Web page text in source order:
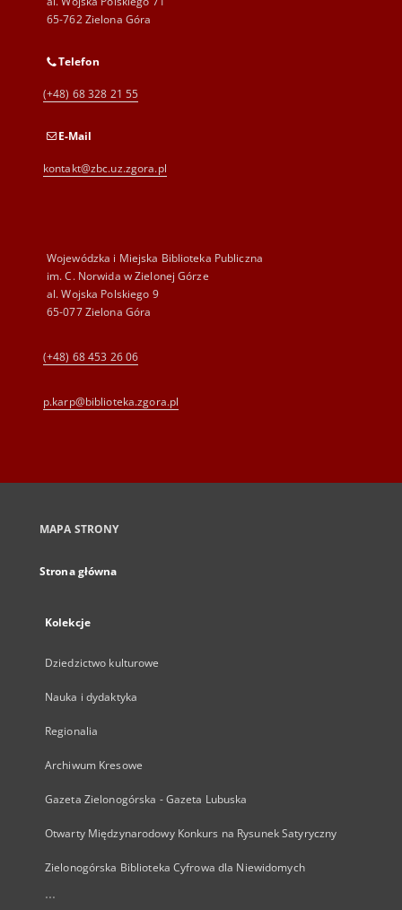
65-762 Zielona Góra
Telefon
(+48) 68 328 21 55
E-Mail
kontakt@zbc.uz.zgora.pl
Wojewódzka i Miejska Biblioteka Publiczna
im. C. Norwida w Zielonej Górze
al. Wojska Polskiego 9
65-077 Zielona Góra
(+48) 68 453 26 06
p.karp@biblioteka.zgora.pl
MAPA STRONY
Strona główna
Kolekcje
Dziedzictwo kulturowe
Nauka i dydaktyka
Regionalia
Archiwum Kresowe
Gazeta Zielonogórska - Gazeta Lubuska
Otwarty Międzynarodowy Konkurs na Rysunek Satyryczny
Zielonogórska Biblioteka Cyfrowa dla Niewidomych
...